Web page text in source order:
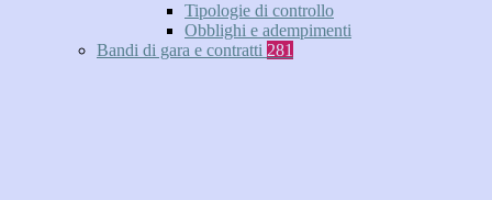
Tipologie di controllo
Obblighi e adempimenti
Bandi di gara e contratti 281